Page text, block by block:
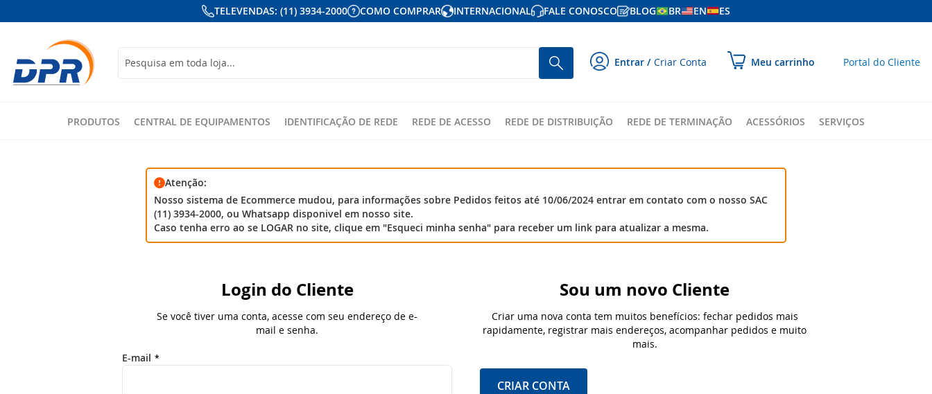
TELEVENDAS: (11) 3934-2000 COMO COMPRAR INTERNACIONAL FALE CONOSCO BLOG BR EN ES
Busca
Busca
Pular
Entrar Criar Conta Meu carrinho Portal do Cliente
PRODUTOS CENTRAL DE EQUIPAMENTOS IDENTIFICAÇÃO DE REDE REDE DE ACESSO REDE DE DISTRIBUIÇÃO REDE DE TERMINAÇÃO ACESSÓRIOS SERVIÇOS
Atenção:
Nosso sistema de Ecommerce mudou, para informações sobre Pedidos feitos até 10/06/2024 entrar em contato com o nosso SAC
(11) 3934-2000, ou Whatsapp disponivel em nosso site.
Caso tenha erro ao se LOGAR no site, clique em "Esqueci minha senha" para receber um link para atualizar a mesma.
Login do Cliente
Se você tiver uma conta, acesse com seu endereço de e-
mail e senha.
E-mail
Sou um novo Cliente
Criar uma nova conta tem muitos benefícios: fechar pedidos mais
rapidamente, registrar mais endereços, acompanhar pedidos e muito
mais.
CRIAR CONTA